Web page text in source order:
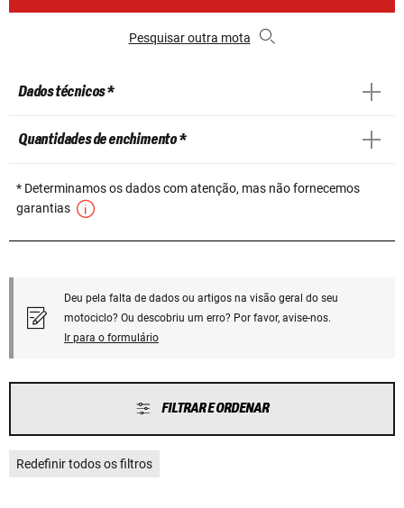
Pesquisar outra mota
Dados técnicos *
Quantidades de enchimento *
* Determinamos os dados com atenção, mas não fornecemos
garantias
Deu pela falta de dados ou artigos na visão geral do seu
motociclo? Ou descobriu um erro? Por favor, avise-nos.
Ir para o formulário
FILTRAR E ORDENAR
Redefinir todos os filtros